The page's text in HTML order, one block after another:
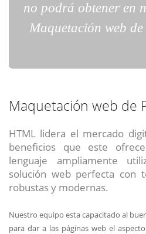
no podrá obtener en
Maquetación web
Maquetación web de
HTML lidera el mercado
beneficios que este
lenguaje ampliamente
solución web perfecta con
robustas y modernas.
Nuestro equipo esta capacitado al
para dar a las páginas web el